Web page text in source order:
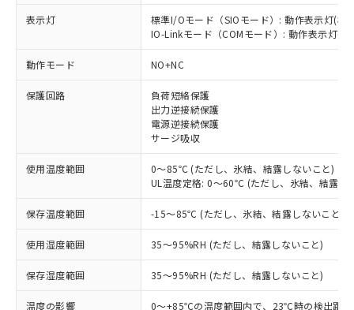
表示灯
標準I/Oモード（SIOモード）: 動作表示灯(橙
IO-Linkモード（COMモード）: 動作表示灯(
動作モード NO+NC
保護回路
負荷短絡保護
出力逆接続保護
電源逆接続保護
サージ吸収
使用温度範囲
0～85℃ (ただし、氷結、結露しないこと)
UL温度定格: 0～60℃ (ただし、氷結、結露し
保存温度範囲 -15～85℃ (ただし、氷結、結露しないこと)
使用湿度範囲 35～95%RH (ただし、結露しないこと)
保存湿度範囲 35～95%RH (ただし、結露しないこと)
温度の影響 0～+85℃の温度範囲内で、23℃時の検出距
ご利用条件
以下の条件をお読みいただき、同意のうえ
ご利用ください。
本サービスは、当社制御機器事業取扱
商品の当社在庫状況および標準価格
(税抜)を提供させていただくもので
当社制御機器事業取扱商品の中には、
本サービスの対象外となる商品もある
対応済み：EU RoHS指令（10物質）の
非含有に対応した製品が提供可能な商品で
す。
対応予定：EU RoHS指令（10物質）の非含
有に対応した製品に切り替える予定のある
対応予定なし：EU RoHS指令（10物質）の
非含有に非対応の商品で、対応品を出す予
定はありません。
調査・確認中：EU RoHS指令（10物質）の
非含有の対応状況を調査中または確認中の
商品です。
非該当品：ライセンス料など無形物で、有
害物質有無と関係のない商品です。
仕入先様の事情により、非含有部品として
※1 中国RoHS○×表
「○」：最大均質材料含有率が中国RoHSの
基準値以下であることを示します。
「×」：最大均質材料含有率が中国RoHSの